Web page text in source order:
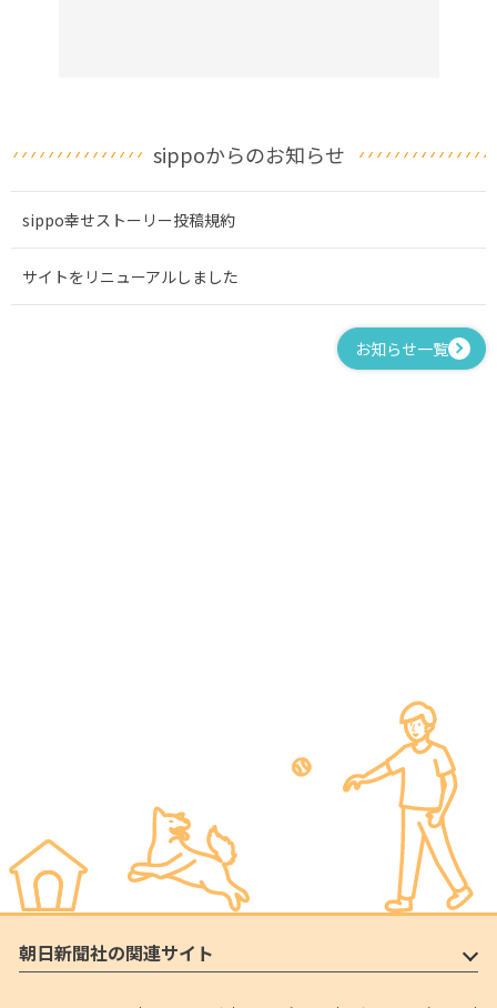
sippoからのお知らせ
sippo幸せストーリー投稿規約
サイトをリニューアルしました
お知らせ一覧
朝日新聞社の関連サイト